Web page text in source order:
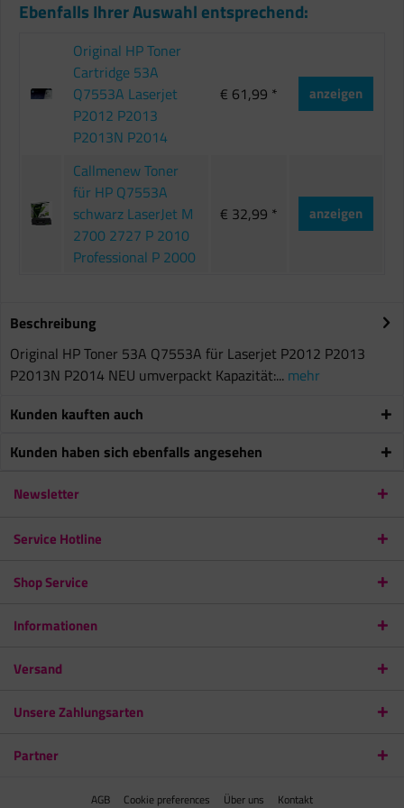
Ebenfalls Ihrer Auswahl entsprechend:
Original HP Toner
Cartridge 53A
Q7553A Laserjet
P2012 P2013
P2013N P2014
€ 61,99 * anzeigen
Callmenew Toner
für HP Q7553A
schwarz LaserJet M
2700 2727 P 2010
Professional P 2000
€ 32,99 * anzeigen
Beschreibung
Original HP Toner 53A Q7553A für Laserjet P2012 P2013
P2013N P2014 NEU umverpackt Kapazität:... mehr
Kunden kauften auch
Kunden haben sich ebenfalls angesehen
Newsletter
Service Hotline
Shop Service
Informationen
Versand
Unsere Zahlungsarten
Partner
AGB Cookie preferences Über uns Kontakt